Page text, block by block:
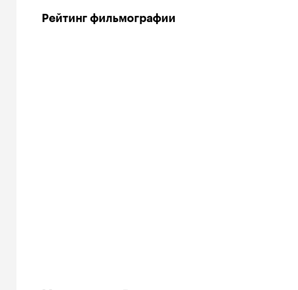
Рейтинг фильмографии